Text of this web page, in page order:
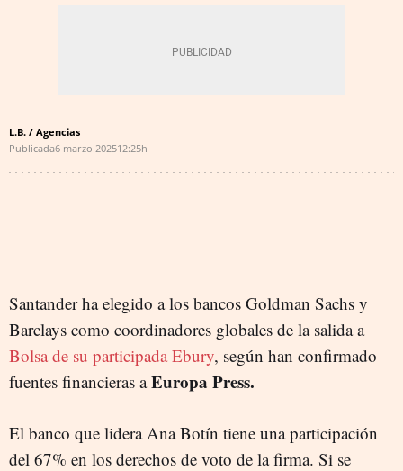
L.B. / Agencias
Publicada6 marzo 202512:25h
Santander ha elegido a los bancos Goldman Sachs y
Barclays como coordinadores globales de la salida a
Bolsa de su participada Ebury, según han confirmado
fuentes financieras aEuropa Press.
El banco que lidera Ana Botín tiene una participación
del 67% en los derechos de voto de la firma. Si se